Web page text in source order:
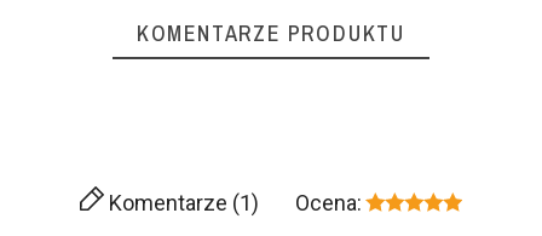
KOMENTARZE PRODUKTU
Komentarze (1) Ocena: